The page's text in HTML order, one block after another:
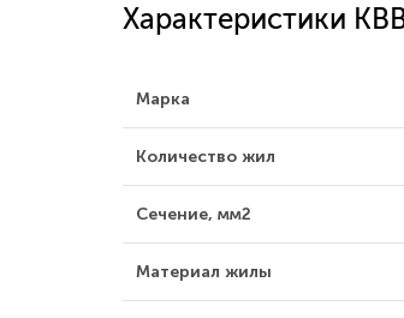
Характеристики
Марка
Количество жил
Сечение, мм2
Материал жилы